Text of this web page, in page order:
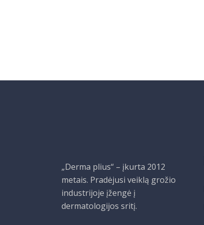
„Derma plius“ – įkurta 2012
metais. Pradėjusi veiklą grožio
industrijoje įžengė į
dermatologijos sritį.